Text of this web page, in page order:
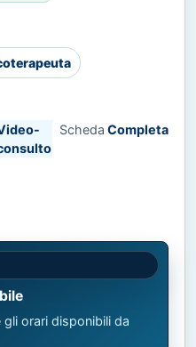
Scheda Completa
orari disponibili da